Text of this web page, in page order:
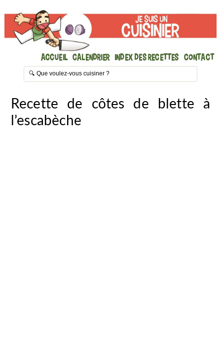
Accueil Calendrier Index des recettes Contact
Recette de côtes de blette à
l’escabèche